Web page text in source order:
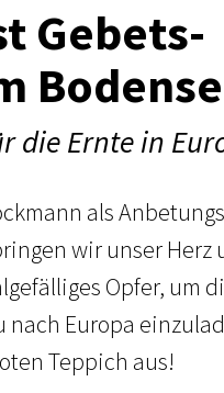
Gebets-
die Ernte in
als
wir unser Herz
Opfer, um
Europa
Teppich aus!